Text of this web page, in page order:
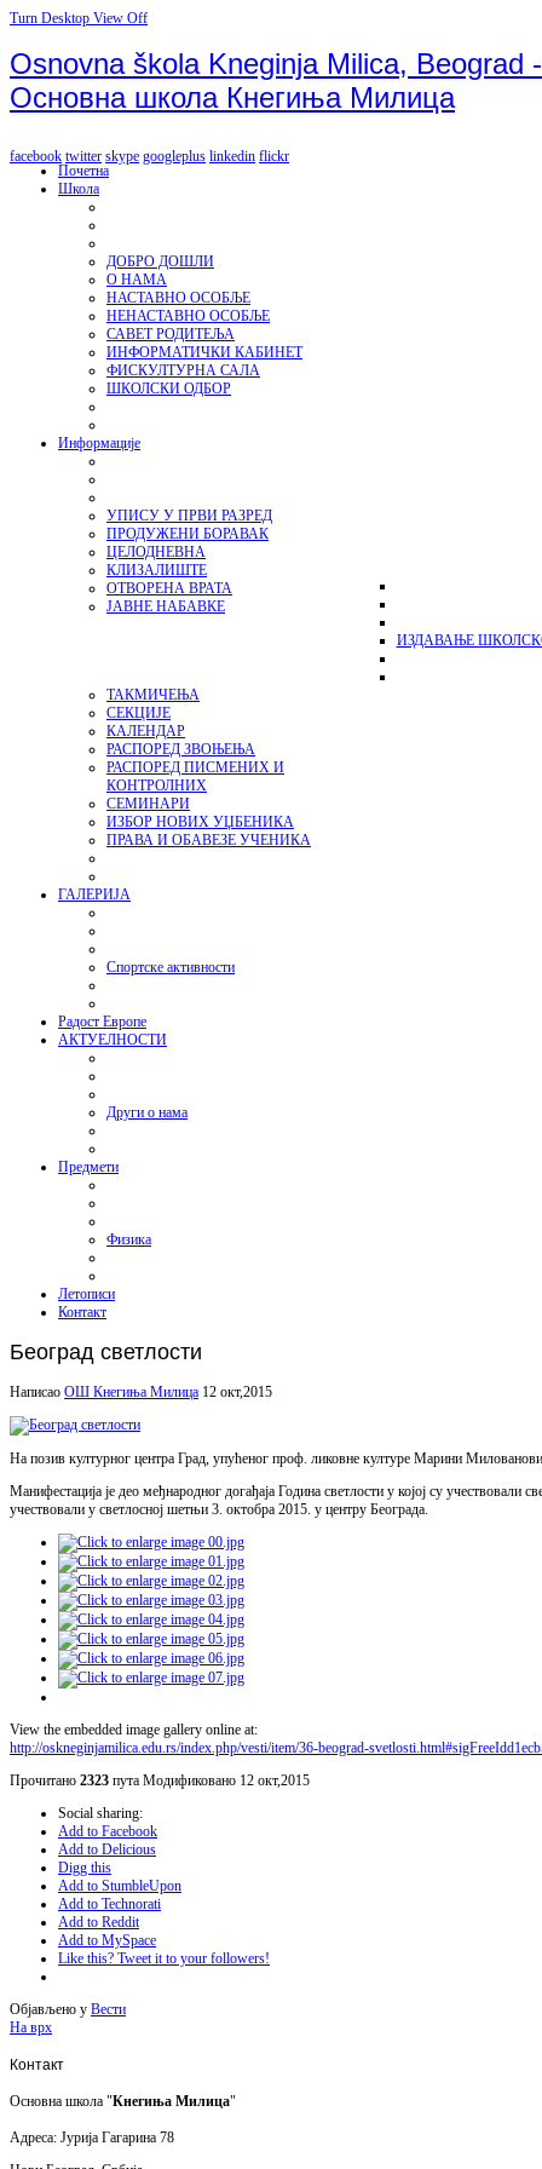
Turn Desktop View Off
Osnovna škola Kneginja Milica, Beograd -
Основна школа Кнегиња Милица
facebook twitter skype googleplus linkedin flickr
Почетна
Школа
ДОБРО ДОШЛИ
О НАМА
НАСТАВНО ОСОБЉЕ
НЕНАСТАВНО ОСОБЉЕ
САВЕТ РОДИТЕЉА
ИНФОРМАТИЧКИ КАБИНЕТ
ФИСКУЛТУРНА САЛА
ШКОЛСКИ ОДБОР
Информације
УПИСУ У ПРВИ РАЗРЕД
ПРОДУЖЕНИ БОРАВАК
ЦЕЛОДНЕВНА
КЛИЗАЛИШТЕ
ОТВОРЕНА ВРАТА
ЈАВНЕ НАБАВКЕ
ИЗДАВАЊЕ
ТАКМИЧЕЊА
СЕКЦИЈЕ
КАЛЕНДАР
РАСПОРЕД ЗВОЊЕЊА
РАСПОРЕД ПИСМЕНИХ И
КОНТРОЛНИХ
СЕМИНАРИ
ИЗБОР НОВИХ УЏБЕНИКА
ПРАВА И ОБАВЕЗЕ УЧЕНИКА
ГАЛЕРИЈА
Спортске активности
Радост Европе
АКТУЕЛНОСТИ
Други о нама
Предмети
Физика
Летописи
Контакт
Београд светлости
Написао ОШ Кнегиња Милица 12 окт,2015
На позив културног центра Град, упућеног проф. ликовне културе Марини
Манифестација је део међнародног догађаја Година светлости у којој су
учествовали у светлосној шетњи 3. октобра 2015. у центру Београда.
View the embedded image gallery online at:
http://oskneginjamilica.edu.rs/index.php/vesti/item/36-beograd-
Прочитано 2323 пута Модификовано 12 окт,2015
Social sharing:
Add to Facebook
Add to Delicious
Digg this
Add to StumbleUpon
Add to Technorati
Add to Reddit
Add to MySpace
Like this? Tweet it to your followers!
Објављено у Вести
На врх
Контакт
Основна школа "Кнегиња Милица"
Адреса: Јурија Гагарина 78